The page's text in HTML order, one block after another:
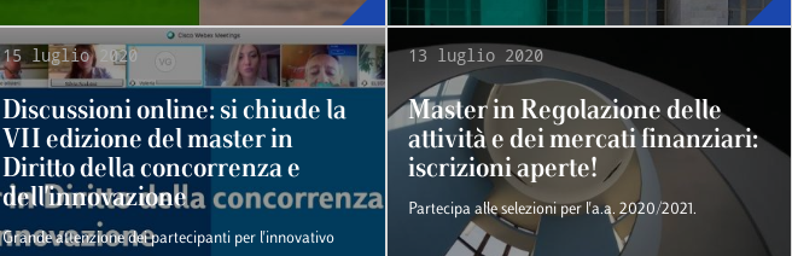
15 luglio 2020
Discussioni online: si chiude la
VII edizione del master in
Diritto della concorrenza e
dell'innovazione
Grande attenzione dei partecipanti per l'innovativo
13 luglio 2020
Master in Regolazione delle
attività e dei mercati finanziari:
iscrizioni aperte!
Partecipa alle selezioni per l'a.a. 2020/2021.